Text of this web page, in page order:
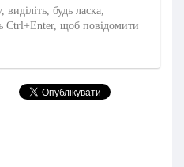
будь ласка,
Ctrl+Enter, щоб повідомити